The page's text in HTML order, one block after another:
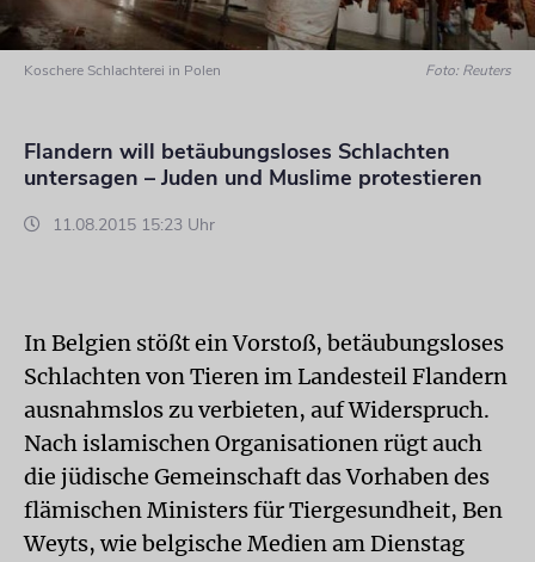
Koschere Schlachterei in Polen Foto: Reuters
Flandern will betäubungsloses Schlachten
untersagen – Juden und Muslime protestieren
11.08.2015 15:23 Uhr
In Belgien stößt ein Vorstoß, betäubungsloses
Schlachten von Tieren im Landesteil Flandern
ausnahmslos zu verbieten, auf Widerspruch.
Nach islamischen Organisationen rügt auch
die jüdische Gemeinschaft das Vorhaben des
flämischen Ministers für Tiergesundheit, Ben
Weyts, wie belgische Medien am Dienstag